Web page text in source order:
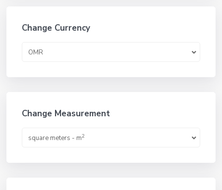
Change Currency
OMR
Change Measurement
square meters - m2